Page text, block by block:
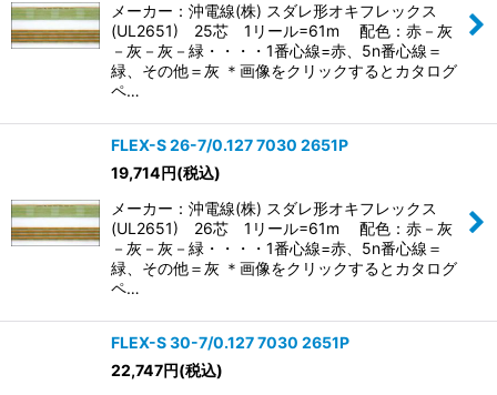
メーカー：沖電線(株) スダレ形オキフレックス
(UL2651) 25芯 1リール=61m 配色：赤－灰
－灰－灰－緑・・・・1番心線=赤、5n番心線＝
緑、その他＝灰 ＊画像をクリックするとカタログ
ペ…
FLEX-S 26-7/0.127 7030 2651P
19,714円(税込)
メーカー：沖電線(株) スダレ形オキフレックス
(UL2651) 26芯 1リール=61m 配色：赤－灰
－灰－灰－緑・・・・1番心線=赤、5n番心線＝
緑、その他＝灰 ＊画像をクリックするとカタログ
ペ…
FLEX-S 30-7/0.127 7030 2651P
22,747円(税込)